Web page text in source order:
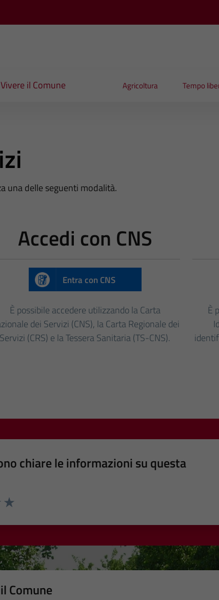
Vivere il Comune Agricoltura Tempo
una delle seguenti modalità.
Accedi con CNS
Entra con CNS
È possibile accedere utilizzando la Carta
dei Servizi (CNS), la Carta Regionale dei
Servizi (CRS) e la Tessera Sanitaria (TS-CNS).
È
chiare le informazioni su questa
Comune